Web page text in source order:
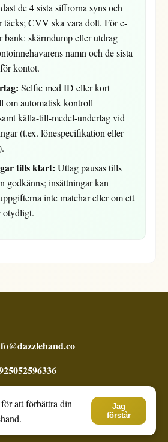
de 4 sista siffrorna syns och
täcks; CVV ska vara dolt. För e-
bank: skärmdump eller utdrag
namn och de sista
kontot.
Selfie med ID eller kort
om automatisk kontroll
källa-till-medel-underlag vid
(t.ex. lönespecifikation eller
tills klart: Uttag pausas tills
godkänns; insättningar kan
inte matchar eller om ett
otydligt.
att förbättra din
Jag
förstår